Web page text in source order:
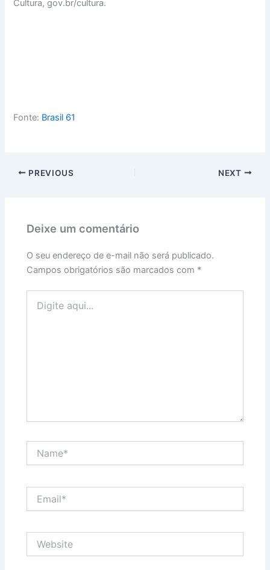
Cultura, gov.br/cultura.
Fonte: Brasil 61
PREVIOUS NEXT
Deixe um comentário
O seu endereço de e-mail não será publicado.
Campos obrigatórios são marcados com *
aqui...